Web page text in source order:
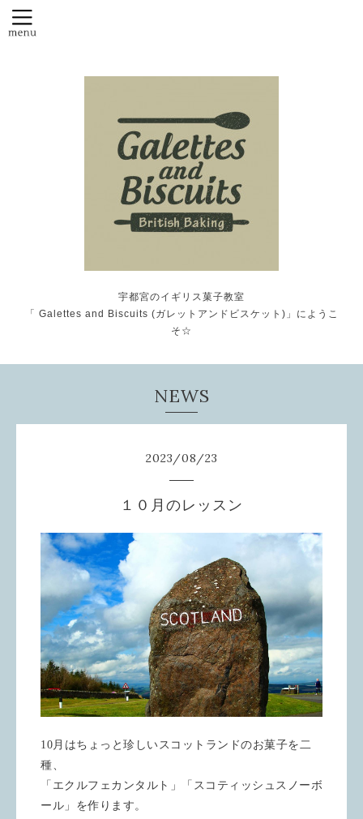
宇都宮のイギリス菓子教室
「 Galettes and Biscuits (ガレットアンドビスケット)」にようこ
そ☆
NEWS
2023/08/23
１０月のレッスン
10月はちょっと珍しいスコットランドのお菓子を二
種、
「エクルフェカンタルト」「スコティッシュスノーボ
ール」を作ります。